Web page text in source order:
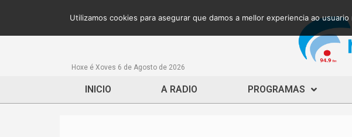
Hoxe é Xoves 6 de Agosto de 2026
INICIO A RADIO PROGRAMAS
Utilizamos cookies para asegurar que damos a mellor experiencia ao